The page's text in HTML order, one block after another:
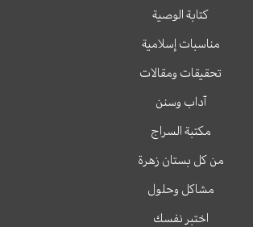
كتابة الوصية
مناسبات إسلامية
تحقيقات ومقالات
آداب وسنن
مكتبة السراج
من كل بستان زهرة
مشاكل وحلول
اختبر نفسك